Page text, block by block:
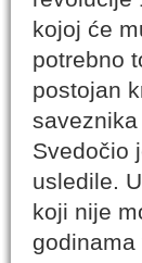
kojoj će
potrebno
postojan
Svedočio
usledile.
koji nije